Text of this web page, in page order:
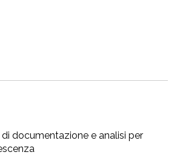
documentazione e analisi per